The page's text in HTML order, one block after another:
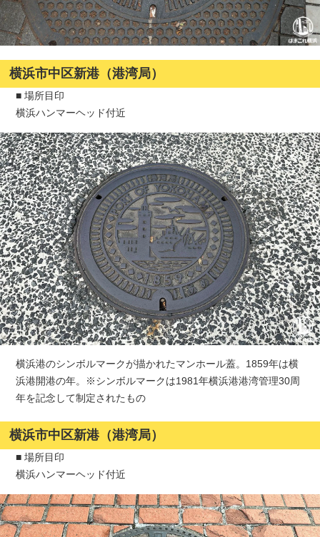
横浜市中区新港（港湾局）
■ 場所目印
横浜ハンマーヘッド付近
横浜港のシンボルマークが描かれたマンホール蓋。1859年は横
浜港開港の年。※シンボルマークは1981年横浜港港湾管理30周
年を記念して制定されたもの
横浜市中区新港（港湾局）
■ 場所目印
横浜ハンマーヘッド付近